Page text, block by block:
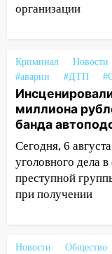
11:38 В
нарушителей
площадках
11:20
Валерия
золота в
11:16 В
доску
10:40
В
организации
Криминал Новости
#аварии
#ДТП
миллиона
банда
Сегодня, 6
уголовного дела
преступной
при получении
Новости Общество